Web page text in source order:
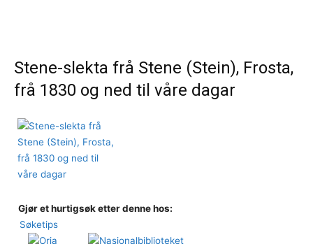
Stene-slekta frå Stene (Stein), Frosta,
frå 1830 og ned til våre dagar
Gjør et hurtigsøk etter denne hos:
Søketips